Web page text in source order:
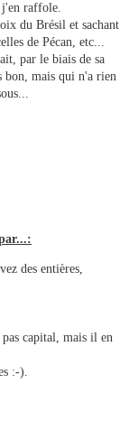
j'en raffole.
du Brésil et sachant
de Pécan, etc...
par le biais de sa
bon, mais qui n'a rien
des entières,
capital, mais il en
:-).